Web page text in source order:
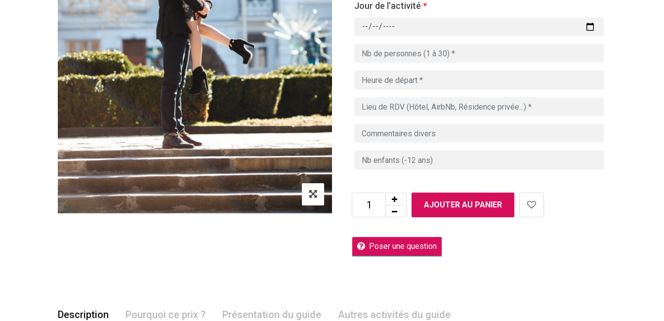
Jour de l’activité *
AJOUTER AU PANIER
Poser une question
Description Pourquoi ce prix ? Présentation du guide Autres activités du guide